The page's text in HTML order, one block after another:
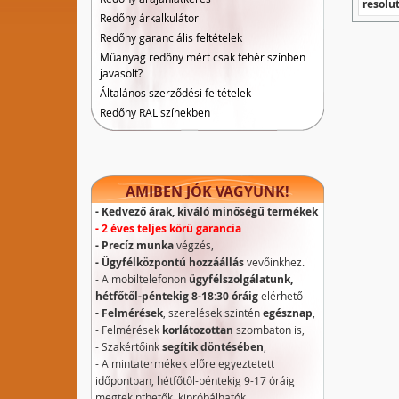
Redőny árkalkulátor
Redőny garanciális feltételek
Műanyag redőny mért csak fehér színben
javasolt?
Általános szerződési feltételek
Redőny RAL színekben
AMIBEN JÓK VAGYUNK!
- Kedvező árak, kiváló minőségű termékek
- 2 éves teljes körű garancia
- Precíz munkavégzés,
- Ügyfélközpontú hozzáállásvevőinkhez.
- A mobiltelefonon ügyfélszolgálatunk,
hétfőtől-péntekig 8-18:30 óráigelérhető
- Felmérések , szerelések szinténegésznap
- Felmérések korlátozottan szombaton is,
- Szakértőinksegítik döntésében
- A mintatermékek előre egyeztetett
időpontban, hétfőtől-péntekig 9-17 óráig